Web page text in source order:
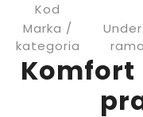
Kod
Marka /
kategoria
Komfort